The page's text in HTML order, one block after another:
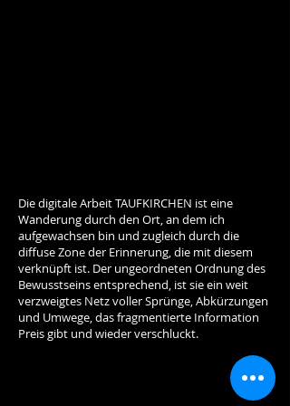
Die digitale Arbeit TAUFKIRCHEN ist eine
Wanderung durch den Ort, an dem ich
aufgewachsen bin und zugleich durch die
diffuse Zone der Erinnerung, die mit diesem
verknüpft ist. Der ungeordneten Ordnung des
Bewusstseins entsprechend, ist sie ein weit
verzweigtes Netz voller Sprünge, Abkürzungen
und Umwege, das fragmentierte Information
Preis gibt und wieder verschluckt.